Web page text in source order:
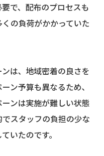
で、配布のプロセスも
の負荷がかかっていた
は、地域密着の良さを
ン予算も異なるため、
ンは実施が難しい状態
スタッフの負担の少な
いたのです。